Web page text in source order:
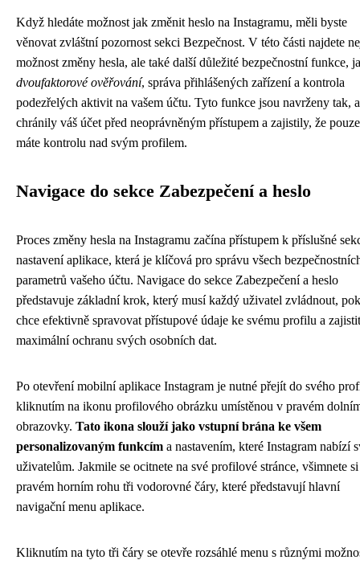
Když hledáte možnost jak změnit heslo na Instagramu, měli byste
věnovat zvláštní pozornost sekci Bezpečnost. V této části najdete
možnost změny hesla, ale také další důležité bezpečnostní funkce,
dvoufaktorové ověřování, správa přihlášených zařízení a kontrola
podezřelých aktivit na vašem účtu. Tyto funkce jsou navrženy tak,
chránily váš účet před neoprávněným přístupem a zajistily, že
máte kontrolu nad svým profilem.
Navigace do sekce Zabezpečení a heslo
Proces změny hesla na Instagramu začína přístupem k příslušné
nastavení aplikace, která je klíčová pro správu všech
parametrů vašeho účtu. Navigace do sekce Zabezpečení a heslo
představuje základní krok, který musí každý uživatel zvládnout,
chce efektivně spravovat přístupové údaje ke svému profilu a zajistit
maximální ochranu svých osobních dat.
Po otevření mobilní aplikace Instagram je nutné přejít do svého
kliknutím na ikonu profilového obrázku umístěnou v pravém
obrazovky. Tato ikona slouží jako vstupní brána ke všem
personalizovaným funkcím a nastavením, které Instagram nabízí
uživatelům. Jakmile se ocitnete na své profilové stránce, všimnete
pravém horním rohu tři vodorovné čáry, které představují hlavní
navigační menu aplikace.
Kliknutím na tyto tři čáry se otevře rozsáhlé menu s různými